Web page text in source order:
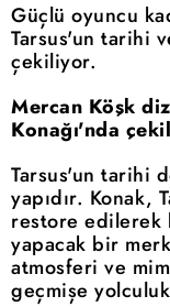
Güçlü oyuncu
Tarsus'un tarihi
çekiliyor.
Mercan Köşk
Konağı'nda
Tarsus'un tarihi
yapıdır. Konak,
restore edilerek
yapacak bir
atmosferi ve
geçmişe